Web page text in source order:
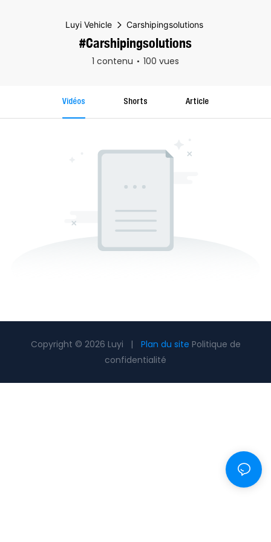
Luyi Vehicle Carshipingsolutions
#Carshipingsolutions
1 contenu 100 vues
Vidéos Shorts Article
Copyright © 2026 Luyi | Plan du site Politique de
confidentialité